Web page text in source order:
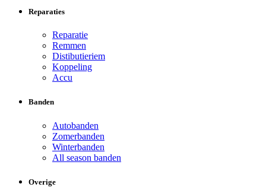
Reparaties
Reparatie
Remmen
Distibutieriem
Koppeling
Accu
Banden
Autobanden
Zomerbanden
Winterbanden
All season banden
Overige